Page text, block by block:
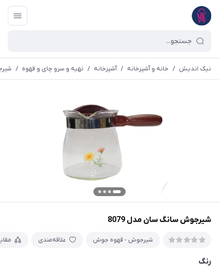
نیک اندیش / خانه و آشپزخانه / آشپزخانه / تهیه و سرو چای و قهوه /
شیرجوش سانگ سان مدل 8079
شیرجوش - قهوه جوش علاقه‌مندی
رنگ